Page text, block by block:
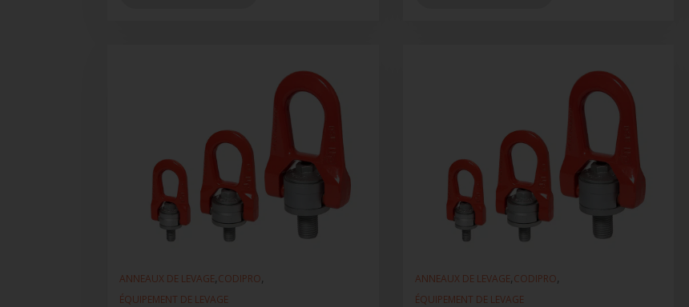
ANNEAUX DE LEVAGE,CODIPRO,
ÉQUIPEMENT DE LEVAGE
ANNEAUX DE LEVAGE,CODIPRO,
ÉQUIPEMENT DE LEVAGE